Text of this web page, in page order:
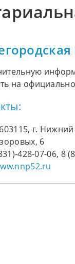
на
г.
6
428-07-06, 8